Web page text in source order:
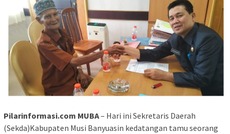
Pilarinformasi.com MUBA– Hari ini Sekretaris Daerah
(Sekda)Kabupaten Musi Banyuasin kedatangan tamu seorang